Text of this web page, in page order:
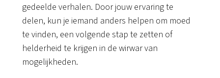
gedeelde verhalen. Door jouw ervaring te
delen, kun je iemand anders helpen om moed
te vinden, een volgende stap te zetten of
helderheid te krijgen in de wirwar van
mogelijkheden.